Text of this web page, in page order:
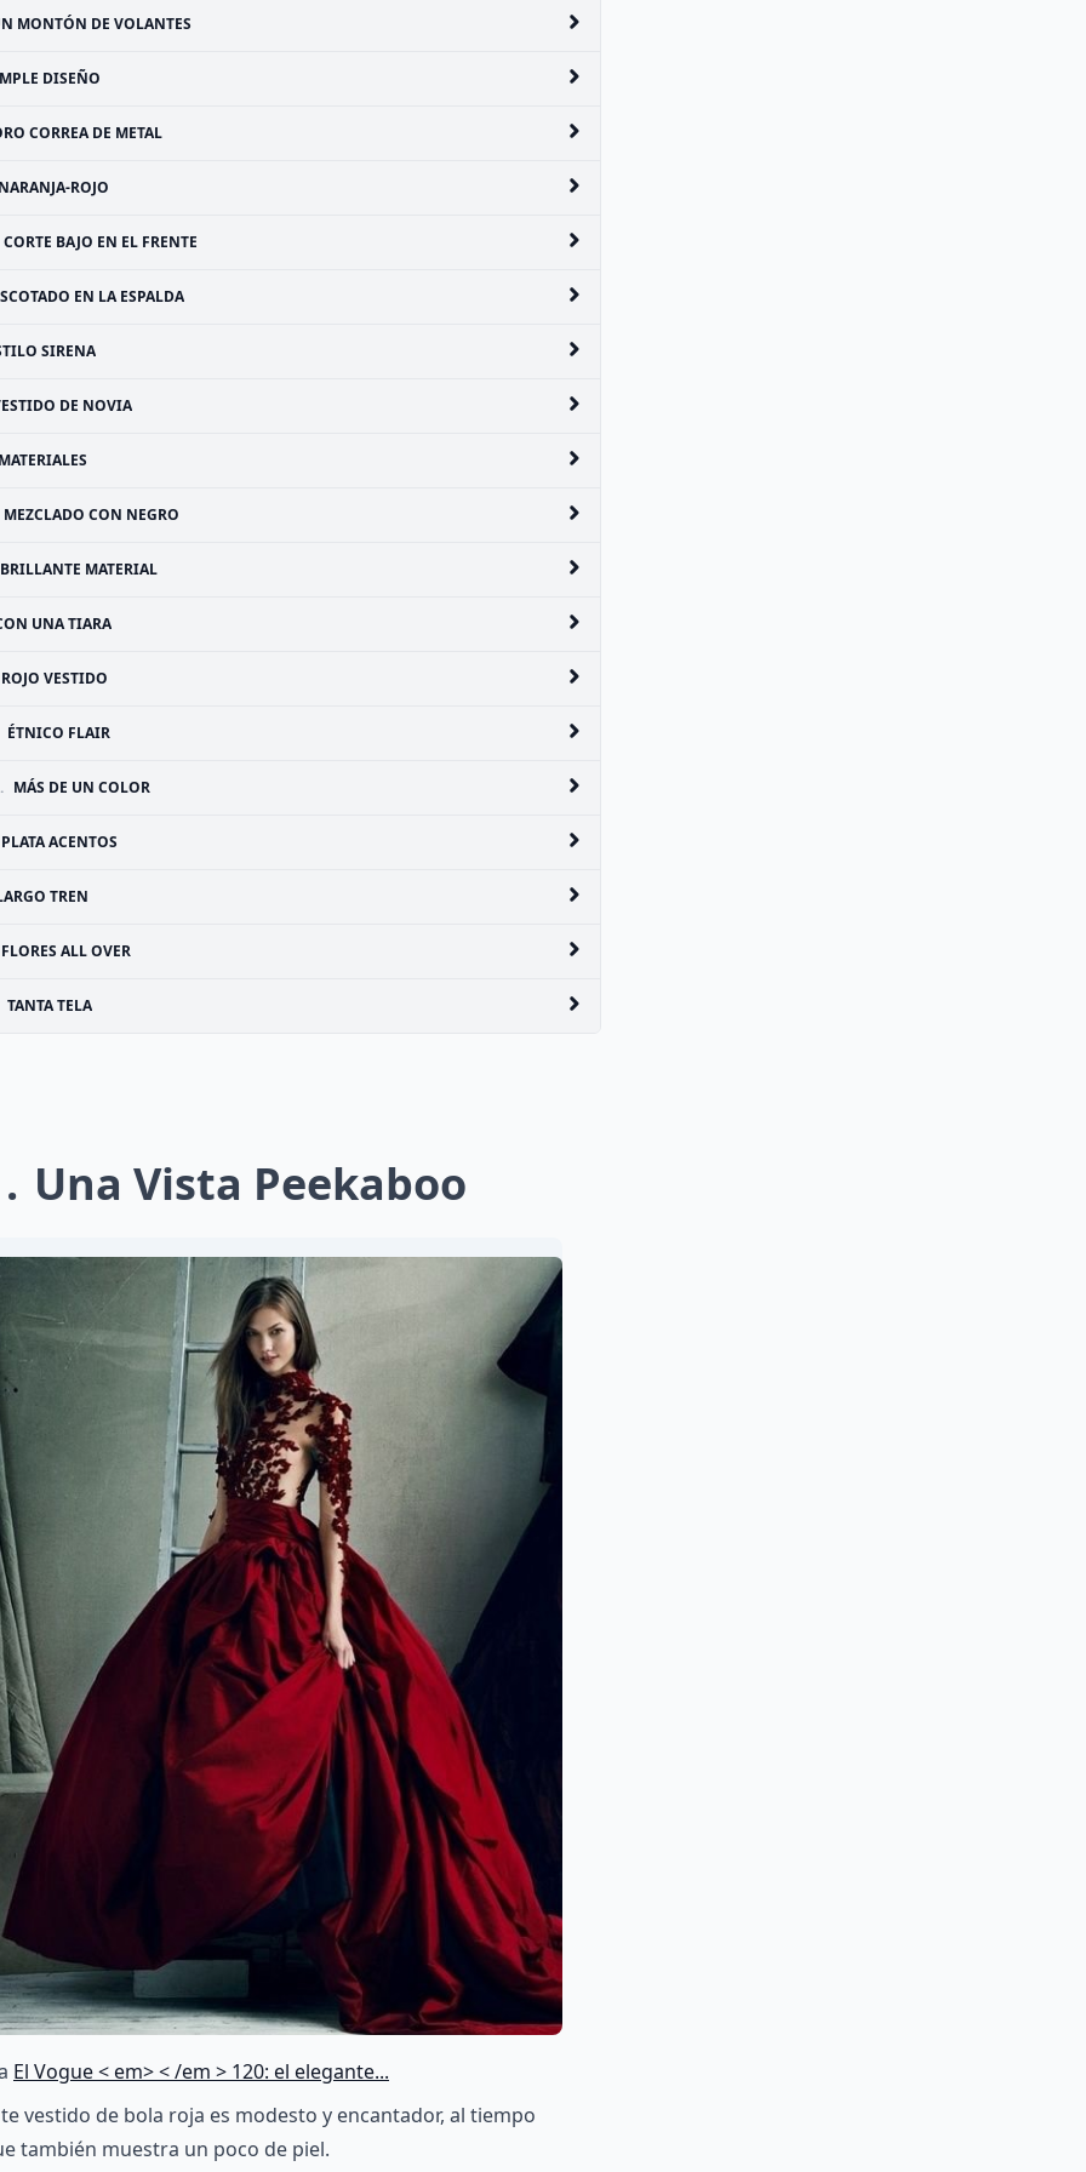
MONTÓN DE VOLANTES
DISEÑO
CORREA DE METAL
ROJO
CORTE BAJO EN EL FRENTE
EN LA ESPALDA
SIRENA
DE NOVIA
MEZCLADO CON NEGRO
BRILLANTE MATERIAL
UNA TIARA
ROJO VESTIDO
ÉTNICO FLAIR
MÁS DE UN COLOR
PLATA ACENTOS
TREN
FLORES ALL OVER
TANTA TELA
Una Vista Peekaboo
El Vogue < em> < /em > 120: el elegante...
vestido de bola roja es modesto y encantador, al tiempo
también muestra un poco de piel.